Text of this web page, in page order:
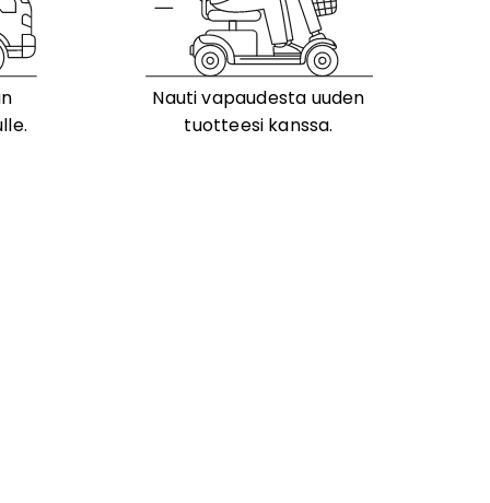
Nauti vapaudesta uuden
tuotteesi kanssa.